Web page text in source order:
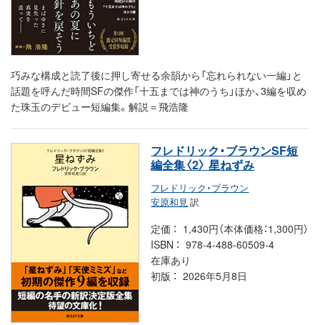
巧みな構成と読了後に押し寄せる余韻から「忘れられない一編」と
話題を呼んだ時間SFの傑作「十五までは神のうち」ほか、3編を収め
た珠玉のデビュー短編集。解説＝飛浩隆
フレドリック・ブラウンSF短
編全集〈2〉 星ねずみ
フレドリック・ブラウン
安原和見訳
定価
1,430円（本体価格：1,300円）
ISBN
978-4-488-60509-4
在庫あり
初版
2026年5月8日